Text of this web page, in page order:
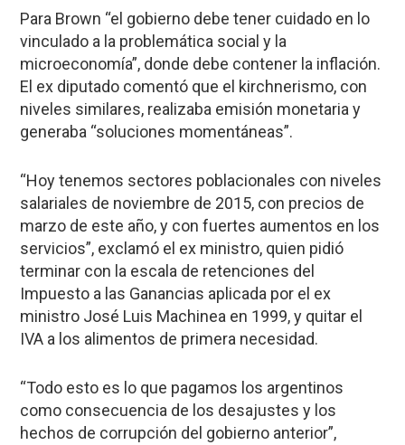
Para Brown “el gobierno debe tener cuidado en lo
vinculado a la problemática social y la
microeconomía”, donde debe contener la inflación.
El ex diputado comentó que el kirchnerismo, con
niveles similares, realizaba emisión monetaria y
generaba “soluciones momentáneas”.
“Hoy tenemos sectores poblacionales con niveles
salariales de noviembre de 2015, con precios de
marzo de este año, y con fuertes aumentos en los
servicios”, exclamó el ex ministro, quien pidió
terminar con la escala de retenciones del
Impuesto a las Ganancias aplicada por el ex
ministro José Luis Machinea en 1999, y quitar el
IVA a los alimentos de primera necesidad.
“Todo esto es lo que pagamos los argentinos
como consecuencia de los desajustes y los
hechos de corrupción del gobierno anterior”,